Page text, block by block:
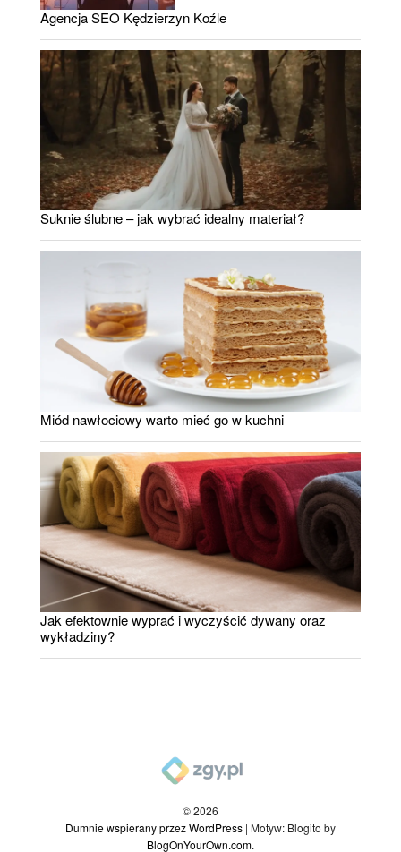
Agencja SEO Kędzierzyn Koźle
Suknie ślubne – jak wybrać idealny materiał?
Miód nawłociowy warto mieć go w kuchni
Jak efektownie wyprać i wyczyścić dywany oraz
wykładziny?
© 2026
Dumnie wspierany przez WordPress | Motyw: Blogito by
BlogOnYourOwn.com.